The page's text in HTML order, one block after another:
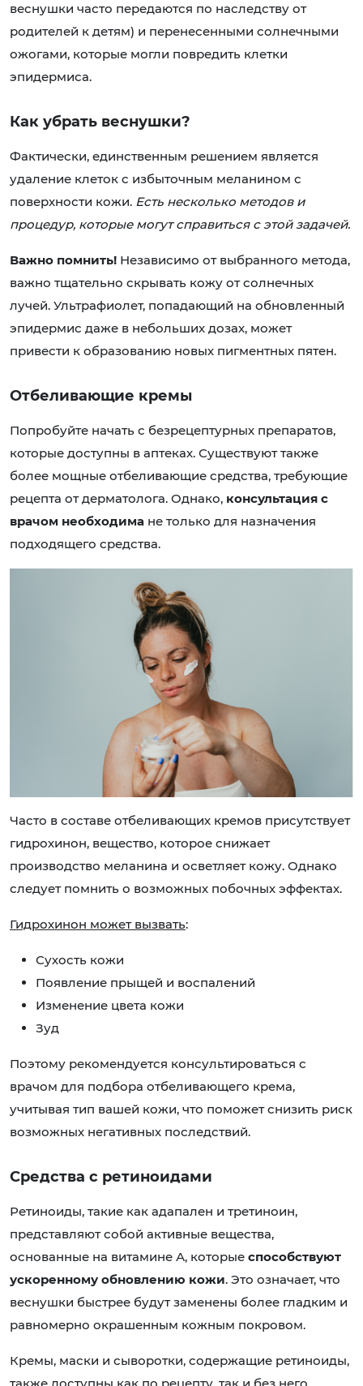
веснушки часто передаются по наследству от
родителей к детям) и перенесенными солнечными
ожогами, которые могли повредить клетки
эпидермиса.
Как убрать веснушки?
Фактически, единственным решением является
удаление клеток с избыточным меланином с
поверхности кожи. Есть несколько методов и
процедур, которые могут справиться с этой задачей.
Важно помнить! Независимо от выбранного метода,
важно тщательно скрывать кожу от солнечных
лучей. Ультрафиолет, попадающий на обновленный
эпидермис даже в небольших дозах, может
привести к образованию новых пигментных пятен.
Отбеливающие кремы
Попробуйте начать с безрецептурных препаратов,
которые доступны в аптеках. Существуют также
более мощные отбеливающие средства, требующие
рецепта от дерматолога. Однако, консультация с
врачом необходима не только для назначения
подходящего средства.
Часто в составе отбеливающих кремов присутствует
гидрохинон, вещество, которое снижает
производство меланина и осветляет кожу. Однако
следует помнить о возможных побочных эффектах.
Гидрохинон может вызвать:
Сухость кожи
Появление прыщей и воспалений
Изменение цвета кожи
Зуд
Поэтому рекомендуется консультироваться с
врачом для подбора отбеливающего крема,
учитывая тип вашей кожи, что поможет снизить риск
возможных негативных последствий.
Средства с ретиноидами
Ретиноиды, такие как адапален и третиноин,
представляют собой активные вещества,
основанные на витамине А, которые способствуют
ускоренному обновлению кожи. Это означает, что
веснушки быстрее будут заменены более гладким и
равномерно окрашенным кожным покровом.
Кремы, маски и сыворотки, содержащие ретиноиды,